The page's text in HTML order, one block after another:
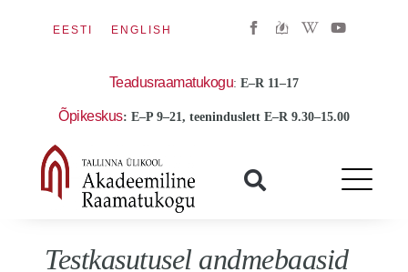
EESTI ENGLISH
W
i
i
Y
o
Teadusraamatukogu:E–R 11–17
Õpikeskus: E–P 9–21, teeninduslett E–R 9.30–15.00
Testkasutusel andmebaasid